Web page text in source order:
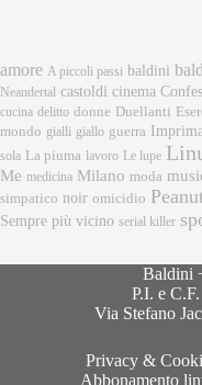
amore A piccoli passi baldini
Neandertal castoldi cinema
cucina delitto donne Duellanti
mondo gialli giallo guerra
sola La piuma lavoro Le lupe
Me medicina Milano moda
simpatico noir omicidio
Sempre più vicino serial killer
Baldini
P.I. e
Via Stefano
Privacy &
Abbonamento